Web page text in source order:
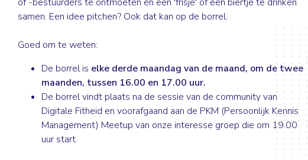
samen. Een idee pitchen? Ook dat kan op de borrel.
Goed om te weten:
De borrel is elke derde maandag van de maand, om de twee
maanden, tussen 16.00 en 17.00 uur.
De borrel vindt plaats na de sessie van de community van
Digitale Fitheid en voorafgaand aan de PKM (Persoonlijk Kennis
Management) Meetup van onze interesse groep die om 19.00
uur start.